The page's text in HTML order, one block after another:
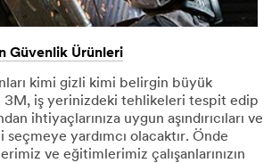
Güvenlik Ürünleri
kimi gizli kimi belirgin büyük
3M, iş yerinizdeki tehlikeleri tespit edip
ihtiyaçlarınıza uygun aşındırıcıları ve
yardımcı olacaktır. Önde
ve eğitimlerimiz çalışanlarınızın